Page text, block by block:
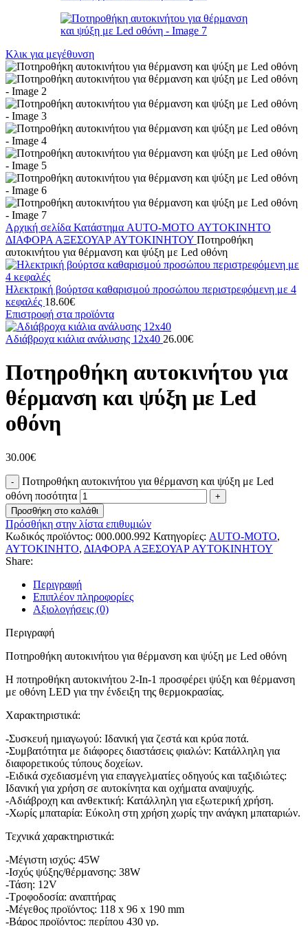
Κλικ για μεγέθυνση
Αρχική σελίδα Κατάστημα AUTO-MOTO ΑΥΤΟΚΙΝΗΤΟ
ΔΙΑΦΟΡΑ ΑΞΕΣΟΥΑΡ ΑΥΤΟΚΙΝΗΤΟΥ Ποτηροθήκη
αυτοκινήτου για θέρμανση και ψύξη με Led οθόνη
Ηλεκτρική βούρτσα καθαρισμού προσώπου περιστρεφόμενη με 4
κεφαλές 18.60€
Επιστροφή στα προϊόντα
Αδιάβροχα κιάλια ανάλυσης 12x40 26.00€
Ποτηροθήκη αυτοκινήτου για
θέρμανση και ψύξη με Led
οθόνη
30.00€
Ποτηροθήκη αυτοκινήτου για θέρμανση και ψύξη με Led
οθόνη ποσότητα
Προσθήκη στο καλάθι
Πρόσθήκη στην λίστα επιθυμιών
Κωδικός προϊόντος: 000.000.992 Κατηγορίες: AUTO-MOTO,
ΑΥΤΟΚΙΝΗΤΟ, ΔΙΑΦΟΡΑ ΑΞΕΣΟΥΑΡ ΑΥΤΟΚΙΝΗΤΟΥ
Share:
Περιγραφή
Επιπλέον πληροφορίες
Αξιολογήσεις (0)
Περιγραφή
Ποτηροθήκη αυτοκινήτου για θέρμανση και ψύξη με Led οθόνη
Η ποτηροθήκη αυτοκινήτου 2-In-1 προσφέρει ψύξη και θέρμανση
με οθόνη LED για την ένδειξη της θερμοκρασίας.
Χαρακτηριστικά:
-Συσκευή ημιαγωγού: Ιδανική για ζεστά και κρύα ποτά.
-Συμβατότητα με διάφορες διαστάσεις φιαλών: Κατάλληλη για
διαφορετικούς τύπους δοχείων.
-Ειδικά σχεδιασμένη για επαγγελματίες οδηγούς και ταξιδιώτες:
Ιδανική για χρήση σε αυτοκίνητα και οχήματα αναψυχής.
-Αδιάβροχη και ανθεκτική: Κατάλληλη για εξωτερική χρήση.
-Χωρίς μπαταρία: Εύκολη στη χρήση χωρίς την ανάγκη μπαταριών.
Τεχνικά χαρακτηριστικά:
-Μέγιστη ισχύς: 45W
-Ισχύς ψύξης/θέρμανσης: 38W
-Τάση: 12V
-Τροφοδοσία: αναπτήρας
-Μέγεθος προϊόντος: 118 x 96 x 190 mm
-Βάρος προϊόντος: περίπου 430 γρ.